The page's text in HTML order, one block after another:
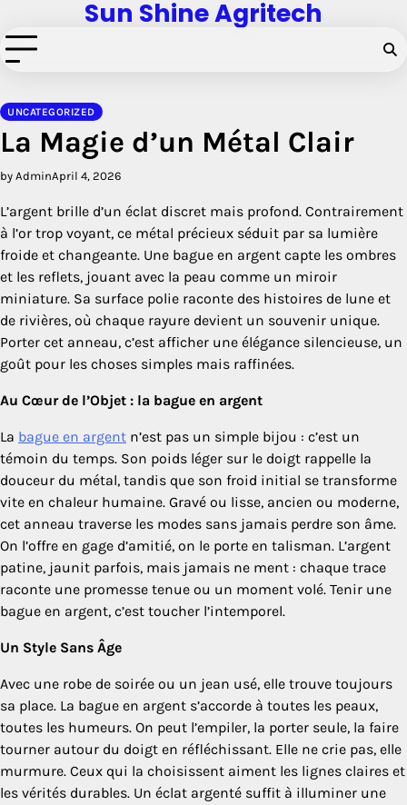
to
content
Sun Shine Agritech
UNCATEGORIZED
La Magie d’un Métal Clair
by AdminApril 4, 2026
L’argent brille d’un éclat discret mais profond. Contrairement
à l’or trop voyant, ce métal précieux séduit par sa lumière
froide et changeante. Une bague en argent capte les ombres
et les reflets, jouant avec la peau comme un miroir
miniature. Sa surface polie raconte des histoires de lune et
de rivières, où chaque rayure devient un souvenir unique.
Porter cet anneau, c’est afficher une élégance silencieuse, un
goût pour les choses simples mais raffinées.
Au Cœur de l’Objet : la bague en argent
La bague en argent n’est pas un simple bijou : c’est un
témoin du temps. Son poids léger sur le doigt rappelle la
douceur du métal, tandis que son froid initial se transforme
vite en chaleur humaine. Gravé ou lisse, ancien ou moderne,
cet anneau traverse les modes sans jamais perdre son âme.
On l’offre en gage d’amitié, on le porte en talisman. L’argent
patine, jaunit parfois, mais jamais ne ment : chaque trace
raconte une promesse tenue ou un moment volé. Tenir une
bague en argent, c’est toucher l’intemporel.
Un Style Sans Âge
Avec une robe de soirée ou un jean usé, elle trouve toujours
sa place. La bague en argent s’accorde à toutes les peaux,
toutes les humeurs. On peut l’empiler, la porter seule, la faire
tourner autour du doigt en réfléchissant. Elle ne crie pas, elle
murmure. Ceux qui la choisissent aiment les lignes claires et
les vérités durables. Un éclat argenté suffit à illuminer une